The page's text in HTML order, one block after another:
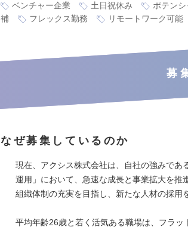
ベンチャー企業 土日祝休み ポテンシ
補
フレックス勤務 リモートワーク可能
募
なぜ募集しているのか
現在、アクシス株式会社は、自社の強みで
運用」において、急速な成長と事業拡大を推
組織体制の充実を目指し、新たな人材の採用
平均年齢26歳と若く活気ある職場は、フラ